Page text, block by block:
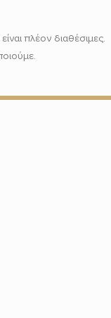
πλέον διαθέσιμες.